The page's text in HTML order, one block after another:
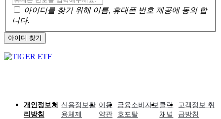
아이디를 찾기 위해 이름, 휴대폰 번호 제공에 동의 합
니다.
아이디 찾기
개인정보처
리방침
신용정보활
용체제
이용
약관
금융소비자보
호포탈
클린
채널
고객정보 취
급방침